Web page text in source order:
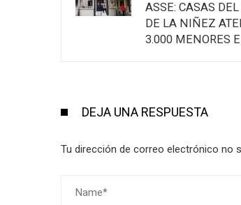
ASSE: CASAS
DE LA NIÑEZ
3.000 MENORES
DEJA UNA RESPUESTA
Tu dirección de correo electrónico no